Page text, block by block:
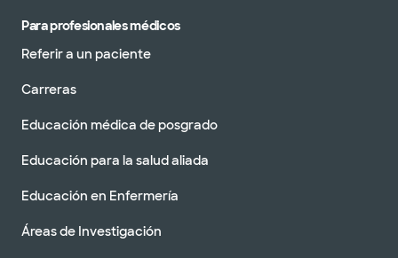
Para profesionales médicos
Referir a un paciente
Carreras
Educación médica de posgrado
Educación para la salud aliada
Educación en Enfermería
Áreas de Investigación